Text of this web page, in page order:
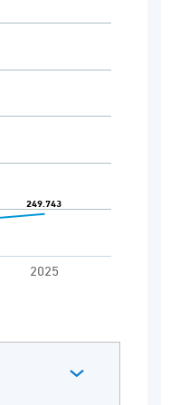
249.743
249.743
2025